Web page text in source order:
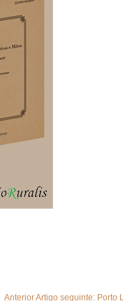
AnteriorArtigo seguinte: Porto